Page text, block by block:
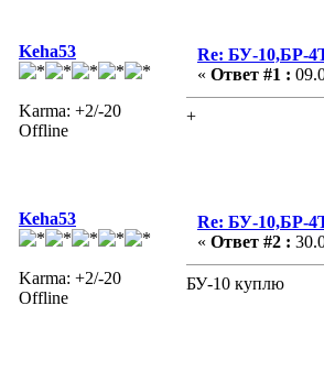
Keha53
Karma: +2/-20
Offline
Re: БУ-10,БР-
« Ответ #1 :
+
Keha53
Karma: +2/-20
Offline
Re: БУ-10,БР-
« Ответ #2 :
БУ-10 куплю